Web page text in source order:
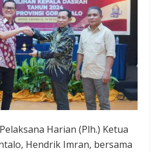
Harian (Plh.) Ketua
Hendrik Imran, bersama